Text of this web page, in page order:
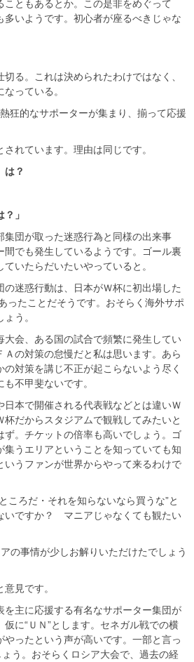
こともあるとか。この是非をめぐって
多いようです。初心者が座るべきじゃな
切る。これは決められたわけではなく、
っている。
狂的なサポーターが集まり、揃って応援
れています。理由は同じです。
は？
」
集団が取った迷惑行為と同様の出来事
間でも発生しているようです。ゴール裏
いたらだいたいやっていると。
の迷惑行動は、日本がＷ杯に初出場した
ったことだそうです。おそらく海外サポ
う。
大会、ある国の試合で頻繁に発生してい
Ａの対策の怠慢だと私は思います。あら
対策を講じ不正が起こらないよう尽く
不甲斐ないです。
日本で開催される代表戦などとは違いＷ
だからスタジアムで観戦してみたいと
ず。チケットの倍率も高いでしょう。ゴ
集うエリアということを知っていても知
いうファンが世界からやって来るわけで
ころだ・それを知らないなら買うな”と
いですか？ マニアじゃなくても観たい
の事情が少しお解りいただけたでしょう
見です。
を主に応援する有名なサポーター集団が
に“ＵＮ”とします。セネガル戦での横
ったという声が高いです。一部と言っ
う。おそらくロシア大会で、過去の経